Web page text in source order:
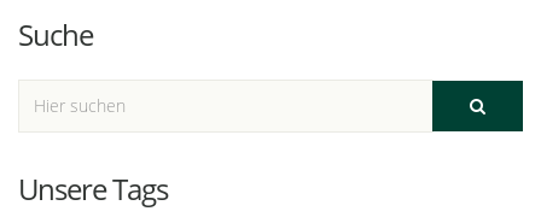
Suche
Unsere Tags